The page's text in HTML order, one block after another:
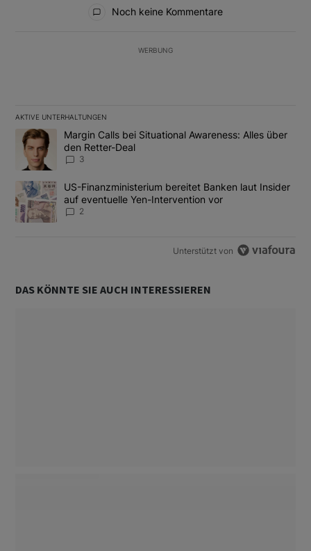
Noch keine Kommentare
WERBUNG
AKTIVE UNTERHALTUNGEN
Das Folgende ist eine Liste der am meisten kommentierten
Ein Trendartikel mit dem Titel "Margin Calls bei Situational
Margin Calls bei Situational Awareness: Alles über
den Retter-Deal
3
Ein Trendartikel mit dem Titel "US-Finanzministerium bereitet
US-Finanzministerium bereitet Banken laut Insider
auf eventuelle Yen-Intervention vor
2
Unterstützt von
DAS KÖNNTE SIE AUCH INTERESSIEREN